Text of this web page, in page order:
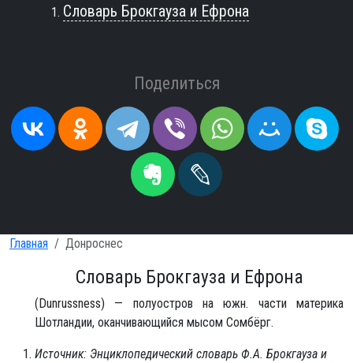
Словарь Брокгауза и Ефрона
Поделиться
Главная Донроснес
Словарь Брокгауза и Ефрона
(Dunrussness) — полуостров на южн. части материка
Шотландии, оканчивающийся мысом Сомбёрг.
Источник: Энциклопедический словарь Ф.А. Брокгауза и